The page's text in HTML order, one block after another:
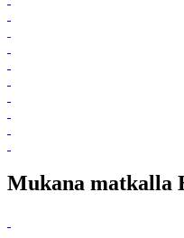
Mukana matkalla